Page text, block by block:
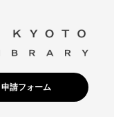
申請フォーム